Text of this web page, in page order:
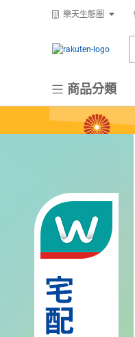
樂天生態圈
商品分類